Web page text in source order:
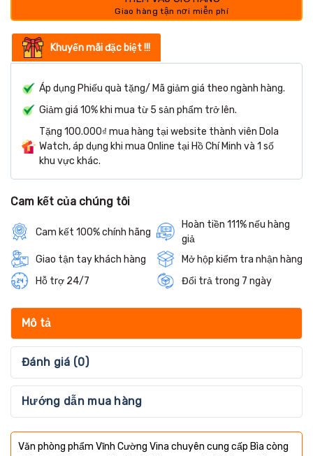
Khuyến mãi đặc biệt !!!
Áp dụng Phiếu quà tặng/ Mã giảm giá theo ngành hàng.
Giảm giá 10% khi mua từ 5 sản phẩm trở lên.
Tặng 100.000₫ mua hàng tại website thành viên Dola
Watch, áp dụng khi mua Online tại Hồ Chí Minh và 1 số
khu vực khác.
Cam kết của chúng tôi
Cam kết 100% chính hãng
Hoàn tiền 111% nếu hàng
giả
Giao tận tay khách hàng
Mở hộp kiểm tra nhận hàng
Hỗ trợ 24/7
Đổi trả trong 7 ngày
Mô tả
Đánh giá (0)
Hướng dẫn mua hàng
Văn phòng phẩm Vĩnh Cường Vina chuyên cung cấp Bìa còng